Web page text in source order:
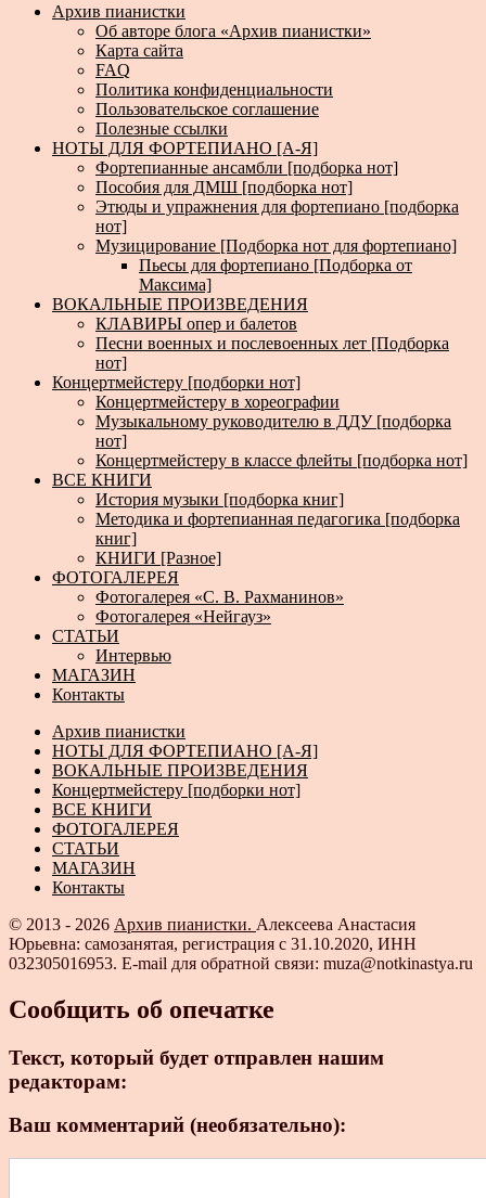
Архив пианистки
Об авторе блога «Архив пианистки»
Карта сайта
FAQ
Политика конфиденциальности
Пользовательское соглашение
Полезные ссылки
НОТЫ ДЛЯ ФОРТЕПИАНО [А-Я]
Фортепианные ансамбли [подборка нот]
Пособия для ДМШ [подборка нот]
Этюды и упражнения для фортепиано [подборка
нот]
Музицирование [Подборка нот для фортепиано]
Пьесы для фортепиано [Подборка от
Максима]
ВОКАЛЬНЫЕ ПРОИЗВЕДЕНИЯ
КЛАВИРЫ опер и балетов
Песни военных и послевоенных лет [Подборка
нот]
Концертмейстеру [подборки нот]
Концертмейстеру в хореографии
Музыкальному руководителю в ДДУ [подборка
нот]
Концертмейстеру в классе флейты [подборка нот]
ВСЕ КНИГИ
История музыки [подборка книг]
Методика и фортепианная педагогика [подборка
книг]
КНИГИ [Разное]
ФОТОГАЛЕРЕЯ
Фотогалерея «С. В. Рахманинов»
Фотогалерея «Нейгауз»
СТАТЬИ
Интервью
МАГАЗИН
Контакты
Архив пианистки
НОТЫ ДЛЯ ФОРТЕПИАНО [А-Я]
ВОКАЛЬНЫЕ ПРОИЗВЕДЕНИЯ
Концертмейстеру [подборки нот]
ВСЕ КНИГИ
ФОТОГАЛЕРЕЯ
СТАТЬИ
МАГАЗИН
Контакты
© 2013 - 2026 Архив пианистки. Алексеева Анастасия
Юрьевна: самозанятая, регистрация с 31.10.2020, ИНН
032305016953. E-mail для обратной связи: muza@notkinastya.ru
Сообщить об опечатке
Текст, который будет отправлен нашим
редакторам:
Ваш комментарий (необязательно):